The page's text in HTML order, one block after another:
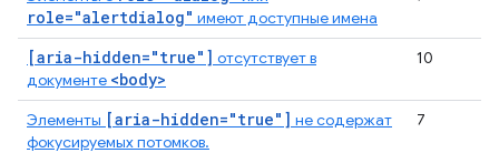
role="alertdialog" имеют доступные имена
[aria-hidden="true"] отсутствует в
документе <body>
10
Элементы [aria-hidden="true"] не содержат
фокусируемых потомков.
7